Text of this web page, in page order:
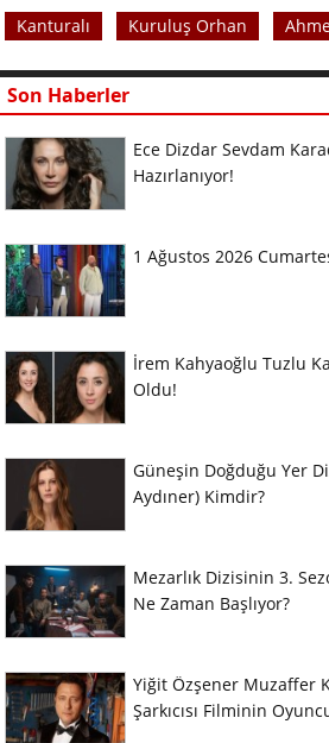
Kanturalı Kuruluş Orhan
Son Haberler
Ece Dizdar Sevdam
Hazırlanıyor!
1 Ağustos 2026
İrem Kahyaoğlu Tuzlu
Oldu!
Güneşin Doğduğu Yer
Aydıner) Kimdir?
Mezarlık Dizisinin 3.
Ne Zaman Başlıyor?
Yiğit Özşener Muzaffer
Şarkıcısı Filminin